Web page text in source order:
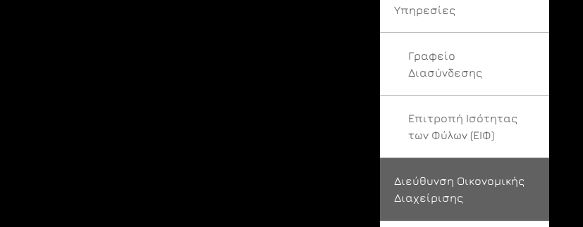
Υπηρεσίες
Γραφείο
Διασύνδεσης
Επιτροπή Ισότητας
των Φύλων (ΕΙΦ)
Διεύθυνση Οικονομικής
Διαχείρισης